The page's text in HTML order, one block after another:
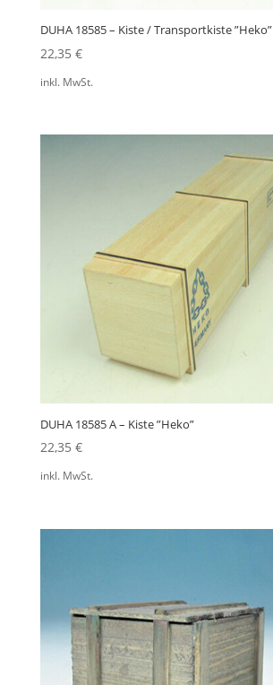
DUHA 18585 – Kiste / Transportkiste ”Heko”
22,35 €
inkl. MwSt.
DUHA 18585 A – Kiste ”Heko”
22,35 €
inkl. MwSt.